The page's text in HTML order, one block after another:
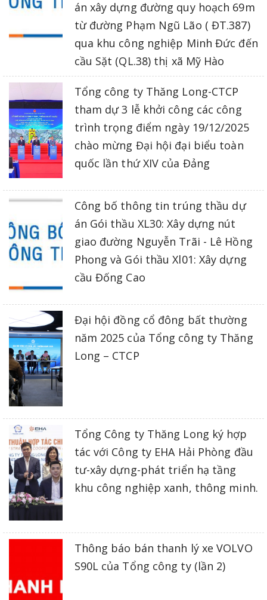
án xây dựng đường quy hoạch 69m
từ đường Phạm Ngũ Lão ( ĐT.387)
qua khu công nghiệp Minh Đức đến
cầu Sặt (QL.38) thị xã Mỹ Hào
Tổng công ty Thăng Long-CTCP
tham dự 3 lễ khởi công các công
trình trọng điểm ngày 19/12/2025
chào mừng Đại hội đại biểu toàn
quốc lần thứ XIV của Đảng
Công bố thông tin trúng thầu dự
án Gói thầu XL30: Xây dựng nút
giao đường Nguyễn Trãi - Lê Hồng
Phong và Gói thầu Xl01: Xây dựng
cầu Đống Cao
Đại hội đồng cổ đông bất thường
năm 2025 của Tổng công ty Thăng
Long – CTCP
Tổng Công ty Thăng Long ký hợp
tác với Công ty EHA Hải Phòng đầu
tư-xây dựng-phát triển hạ tầng
khu công nghiệp xanh, thông minh.
Thông báo bán thanh lý xe VOLVO
S90L của Tổng công ty (lần 2)